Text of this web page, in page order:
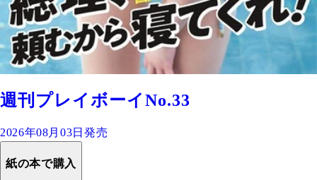
週刊プレイボーイNo.33
2026年08月03日発売
紙の本で購入